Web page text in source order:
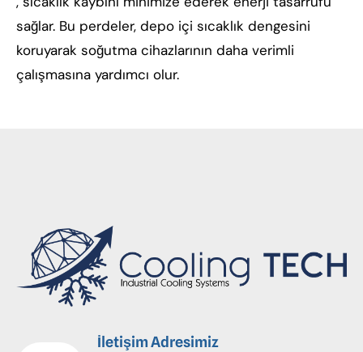
sağlar. Bu perdeler, depo içi sıcaklık dengesini
koruyarak soğutma cihazlarının daha verimli
çalışmasına yardımcı olur.
İletişim Adresimiz